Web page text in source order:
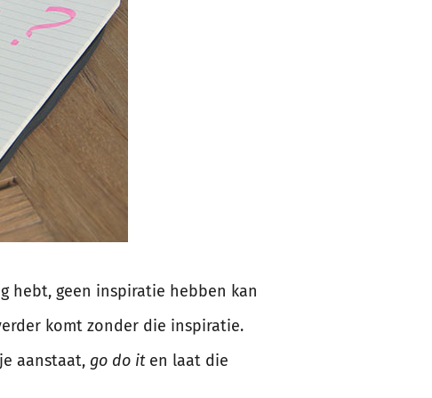
hebt, geen inspiratie hebben kan
komt zonder die inspiratie.
aanstaat, go do iten laat die